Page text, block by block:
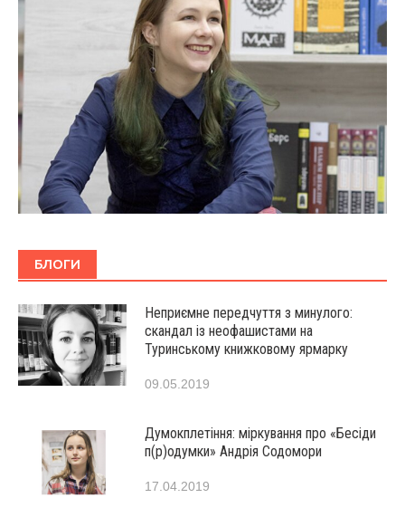
БЛОГИ
Неприємне передчуття з минулого:
скандал із неофашистами на
Туринському книжковому ярмарку
09.05.2019
Думокплетіння: міркування про «Бесіди
п(р)одумки» Андрія Содомори
17.04.2019